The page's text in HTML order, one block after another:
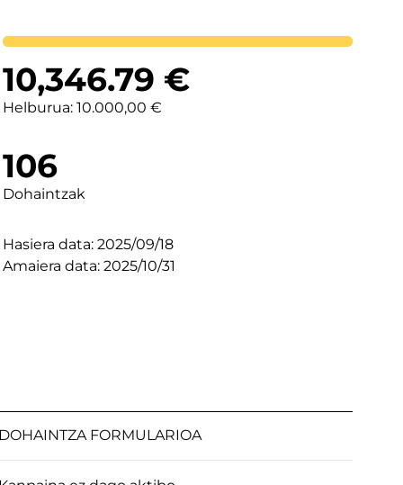
Lortutakoa
10,346.79 €
Helburua: 10.000,00 €
106
Dohaintzak
Hasiera data: 2025/09/18
Amaiera data: 2025/10/31
DOHAINTZA FORMULARIOA